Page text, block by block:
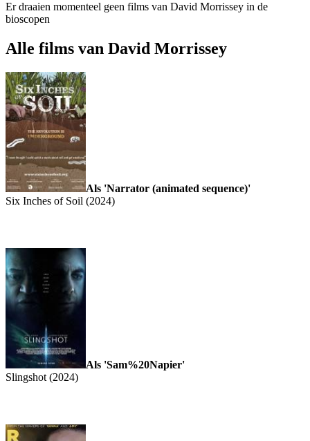
Er draaien momenteel geen films van David Morrissey in de
bioscopen
Alle films van David Morrissey
Als 'Narrator (animated sequence)'
Six Inches of Soil (2024)
Als 'Sam%20Napier'
Slingshot (2024)